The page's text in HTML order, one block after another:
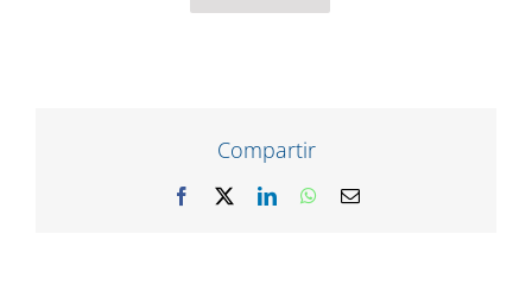
Compartir
Facebook LinkedInWhatsApp
Correo